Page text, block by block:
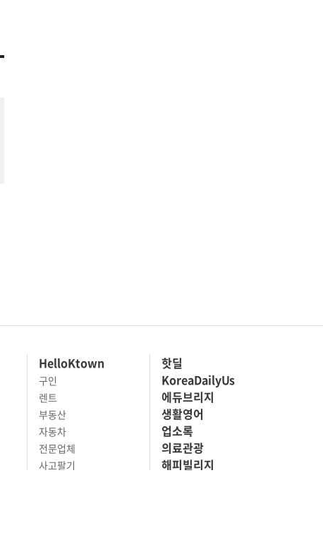
HelloKtown
구인
렌트
부동산
자동차
핫딜
KoreaDailyUs
에듀브리지
생활영어
업소록